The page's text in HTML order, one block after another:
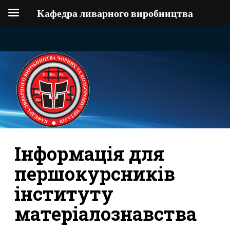
Інформація для
першокурсників
інституту
матеріалознавства
Кафедра ливарного виробництва